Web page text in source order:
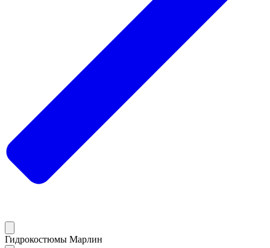
Гидрокостюмы Марлин